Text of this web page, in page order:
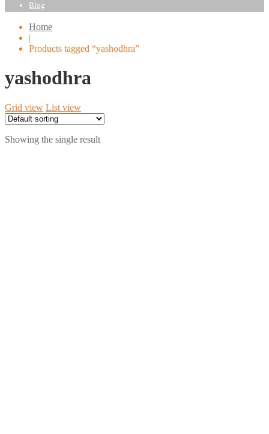
Blog
Home
|
Products tagged “yashodhra”
yashodhra
Grid view List view
Showing the single result